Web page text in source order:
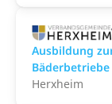
Ausbildung
Herxheim